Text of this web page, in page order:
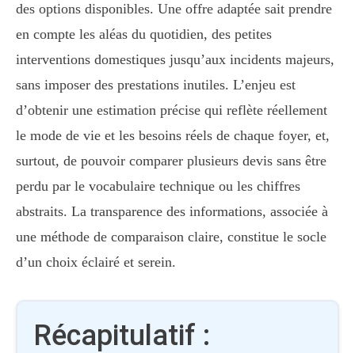
des options disponibles. Une offre adaptée sait prendre
en compte les aléas du quotidien, des petites
interventions domestiques jusqu’aux incidents majeurs,
sans imposer des prestations inutiles. L’enjeu est
d’obtenir une estimation précise qui reflète réellement
le mode de vie et les besoins réels de chaque foyer, et,
surtout, de pouvoir comparer plusieurs devis sans être
perdu par le vocabulaire technique ou les chiffres
abstraits. La transparence des informations, associée à
une méthode de comparaison claire, constitue le socle
d’un choix éclairé et serein.
Récapitulatif :